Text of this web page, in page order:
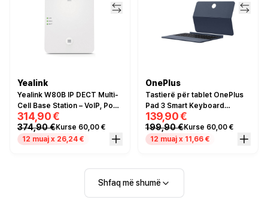
Yealink
Yealink W80B IP DECT Multi-
Cell Base Station – VoIP, PoE,
HD Voice, deri 100 Handsets,
30 Base Stations, i bardhë
314,90 €
374,90 €Kurse 60,00 €
12 muaj x 26,24 €
OnePlus
Tastierë për tablet OnePlus
Pad 3 Smart Keyboard
QWERTY – Blu
139,90 €
199,90 €Kurse 60,00 €
12 muaj x 11,66 €
Shfaq më shumë